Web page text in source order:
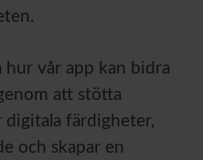
vår app kan bidra
att stötta
digitala färdigheter,
och skapar en